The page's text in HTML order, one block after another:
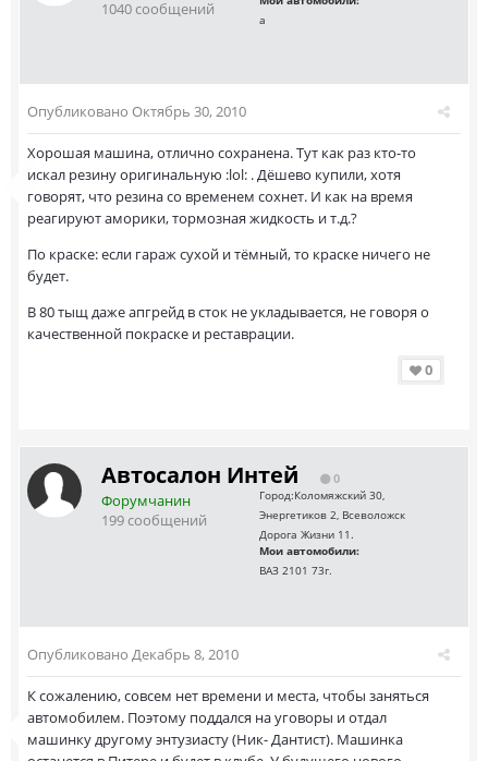
1040 сообщений
а
Опубликовано Октябрь 30, 2010
Хорошая машина, отлично сохранена. Тут как раз кто-то
искал резину оригинальную :lol: . Дёшево купили, хотя
говорят, что резина со временем сохнет. И как на время
реагируют аморики, тормозная жидкость и т.д.?
По краске: если гараж сухой и тёмный, то краске ничего не
будет.
В 80 тыщ даже апгрейд в сток не укладывается, не говоря о
качественной покраске и реставрации.
0
Автосалон Интей 0
Форумчанин
199 сообщений
Город:Коломяжский 30,
Энергетиков 2, Всеволожск
Дорога Жизни 11.
Мои автомобили:
ВАЗ 2101 73г.
Опубликовано Декабрь 8, 2010
К сожалению, совсем нет времени и места, чтобы заняться
автомобилем. Поэтому поддался на уговоры и отдал
машинку другому энтузиасту (Ник- Дантист). Машинка